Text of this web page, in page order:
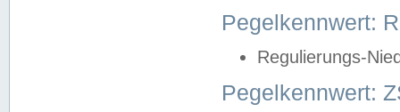
Pegelkennwert:
Regulierungs-
Pegelkennwert: